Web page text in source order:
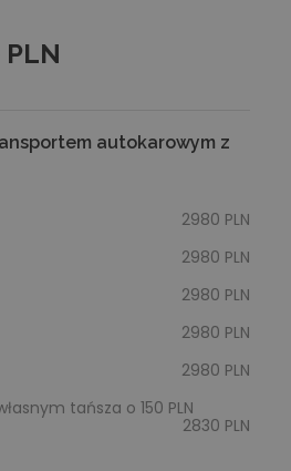
autokarowym z
2980 PLN
2980 PLN
2980 PLN
2980 PLN
2980 PLN
tańsza o 150 PLN
2830 PLN